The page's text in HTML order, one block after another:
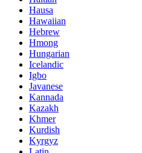
Hausa
Hawaiian
Hebrew
Hmong
Hungarian
Icelandic
Igbo
Javanese
Kannada
Kazakh
Khmer
Kurdish
Kyrgyz